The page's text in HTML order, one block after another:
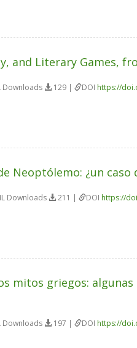
and Literary Games,
Downloads 129 | DOI https://
Neoptólemo: ¿un caso
Downloads 211 | DOI https://
mitos griegos:
Downloads 197 | DOI https://